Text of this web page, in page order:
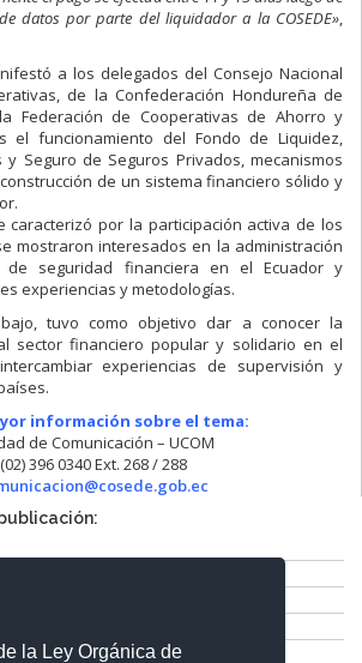
la Ley Orgánica de
datos por parte del liquidador a la COSEDE»,
a los delegados del Consejo Nacional
de la Confederación Hondureña de
Federación de Cooperativas de Ahorro y
el funcionamiento del Fondo de Liquidez,
Seguro de Seguros Privados, mecanismos
de un sistema financiero sólido y
caracterizó por la participación activa de los
mostraron interesados en la administración
de seguridad financiera en el Ecuador y
experiencias y metodologías.
tuvo como objetivo dar a conocer la
sector financiero popular y solidario en el
experiencias de supervisión y
información sobre el tema:
de Comunicación – UCOM
(02) 396 0340 Ext. 268 / 288